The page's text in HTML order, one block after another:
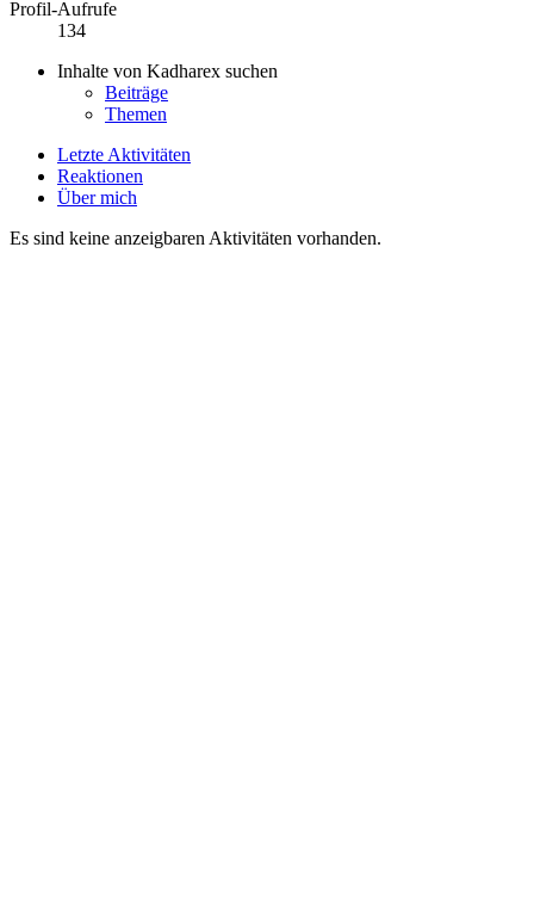
Profil-Aufrufe
134
Inhalte von Kadharex suchen
Beiträge
Themen
Letzte Aktivitäten
Reaktionen
Über mich
Es sind keine anzeigbaren Aktivitäten vorhanden.